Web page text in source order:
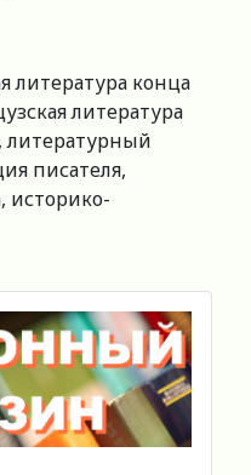
литература конца
литература
литературный
писателя,
историко-